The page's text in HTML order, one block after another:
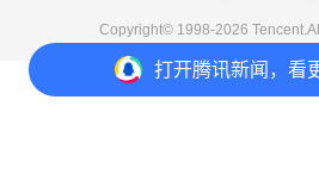
打开腾讯新闻，看
Copyright© 1998-2026